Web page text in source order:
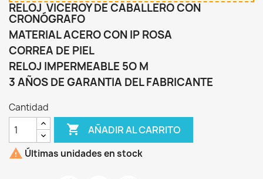
RELOJ VICEROY DE CABALLERO CON
CRONÓGRAFO
MATERIAL ACERO CON IP ROSA
CORREA DE PIEL
RELOJ IMPERMEABLE 5O M
3 AÑOS DE GARANTIA DEL FABRICANTE
Cantidad
 AÑADIR AL CARRITO
 Últimas unidades en stock